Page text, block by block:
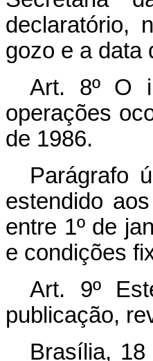
declaratório,
gozo e a data
Art. 8º O
operações
de 1986.
Parágrafo
estendido
entre 1º de
e condições
Art. 9º
publicação,
Brasília,